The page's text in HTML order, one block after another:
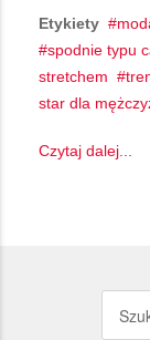
Etykiety
spodnie typu
stretchem
star dla
Czytaj dalej...